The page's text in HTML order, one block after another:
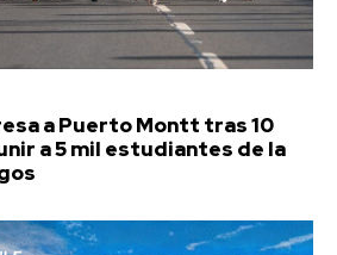
a Puerto Montt tras 10
a 5 mil estudiantes de la